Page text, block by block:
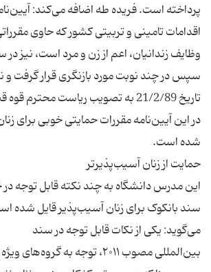
پرداخته است. فریده طه اضافه می‌کند:
اقدامات تامینی و تربیتی کشور که حاوی
سپس در چند نوبت مورد بازنگری قرار گرفت و
تاریخ 21/2/89 به تصویب ریاست
در این آیین‌نامه مقررات حمایتی خوبی برای
این مدرس دانشگاه به چند نكته قابل توجه
سند بانکوک برای زنان آسیب‌پذیر قایل شده
بین‌المللی مصوب ۲۰۱۱، توجه به